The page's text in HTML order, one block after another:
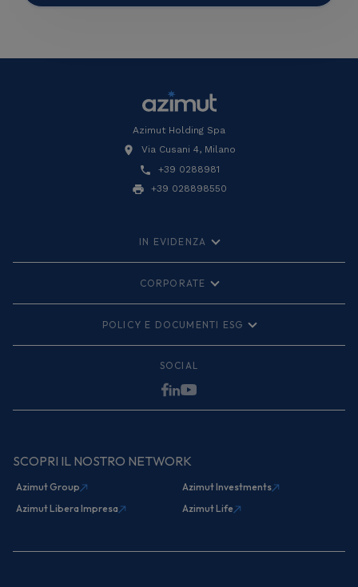
Azimut Holding Spa
Via Cusani 4, Milano
+39 0288981
+39 028898550
IN EVIDENZA
Investor Relations
Intranet
CORPORATE
Linee Guida Anticorruzione di Gruppo
Politica di impegno Azimut Capital
Careers
POLICY E DOCUMENTI ESG
Manuale Operativo MyAzimut
German Tax Transparency
Prodotti FEQ
Comunicazioni Digitalizzate PDF
SOCIAL
SCOPRI IL NOSTRO NETWORK
Azimut Group
Azimut Investments
Azimut Libera Impresa
Azimut Life